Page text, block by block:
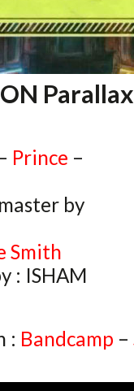
Prince –
by
Smith
: ISHAM
: Bandcamp –